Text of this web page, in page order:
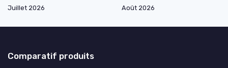
Juillet 2026
Août 2026
Comparatif produits